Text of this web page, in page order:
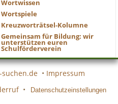
Wortwissen
Wortspiele
Kreuzworträtsel-Kolumne
Gemeinsam für Bildung: wir
unterstützen euren
Schulförderverein
• Impressum
• Datenschutzeinstellungen